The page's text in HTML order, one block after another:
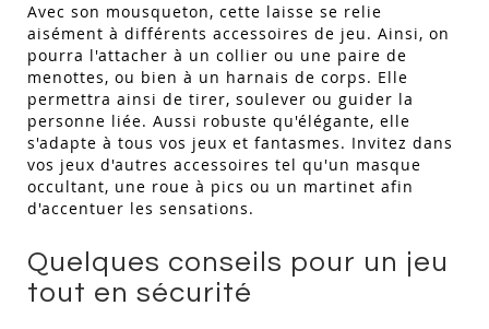
Avec son mousqueton, cette laisse se relie
aisément à différents accessoires de jeu. Ainsi, on
pourra l'attacher à un collier ou une paire de
menottes, ou bien à un harnais de corps. Elle
permettra ainsi de tirer, soulever ou guider la
personne liée. Aussi robuste qu'élégante, elle
s'adapte à tous vos jeux et fantasmes. Invitez dans
vos jeux d'autres accessoires tel qu'un masque
occultant, une roue à pics ou un martinet afin
d'accentuer les sensations.
Quelques conseils pour un jeu
tout en sécurité